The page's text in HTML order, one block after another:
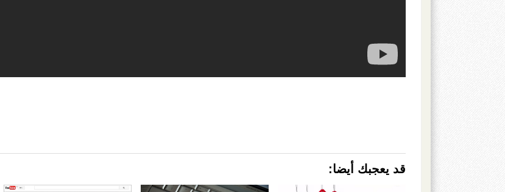
قد يعجبك أيضا: